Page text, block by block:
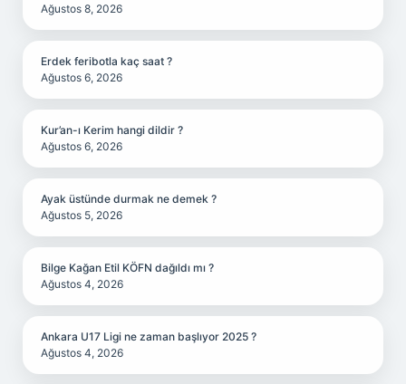
Ağustos 8, 2026
Erdek feribotla kaç saat ?
Ağustos 6, 2026
Kur’an-ı Kerim hangi dildir ?
Ağustos 6, 2026
Ayak üstünde durmak ne demek ?
Ağustos 5, 2026
Bilge Kağan Etil KÖFN dağıldı mı ?
Ağustos 4, 2026
Ankara U17 Ligi ne zaman başlıyor 2025 ?
Ağustos 4, 2026